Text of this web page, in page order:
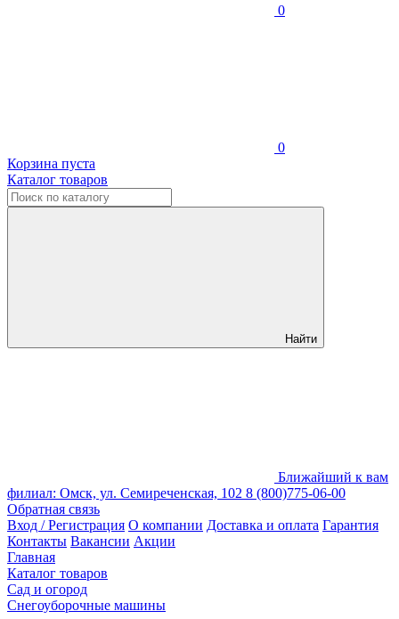
0
0
Корзина пуста
Каталог товаров
Найти
Ближайший к вам
филиал: Омск, ул. Семиреченская, 102 8 (800)775-06-00
Обратная связь
Вход / Регистрация О компании Доставка и оплата Гарантия
Контакты Вакансии Акции
Главная
Каталог товаров
Сад и огород
Снегоуборочные машины